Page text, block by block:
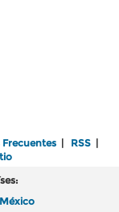
| RSS |
México